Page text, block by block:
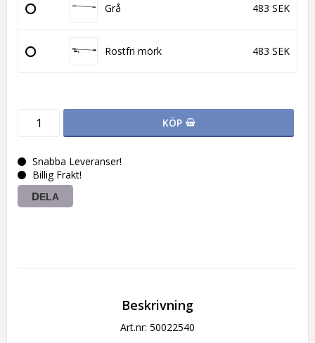
Grå 483 SEK
Rostfri mörk 483 SEK
KÖP
Snabba Leveranser!
Billig Frakt!
DELA
Beskrivning
Art.nr: 50022540